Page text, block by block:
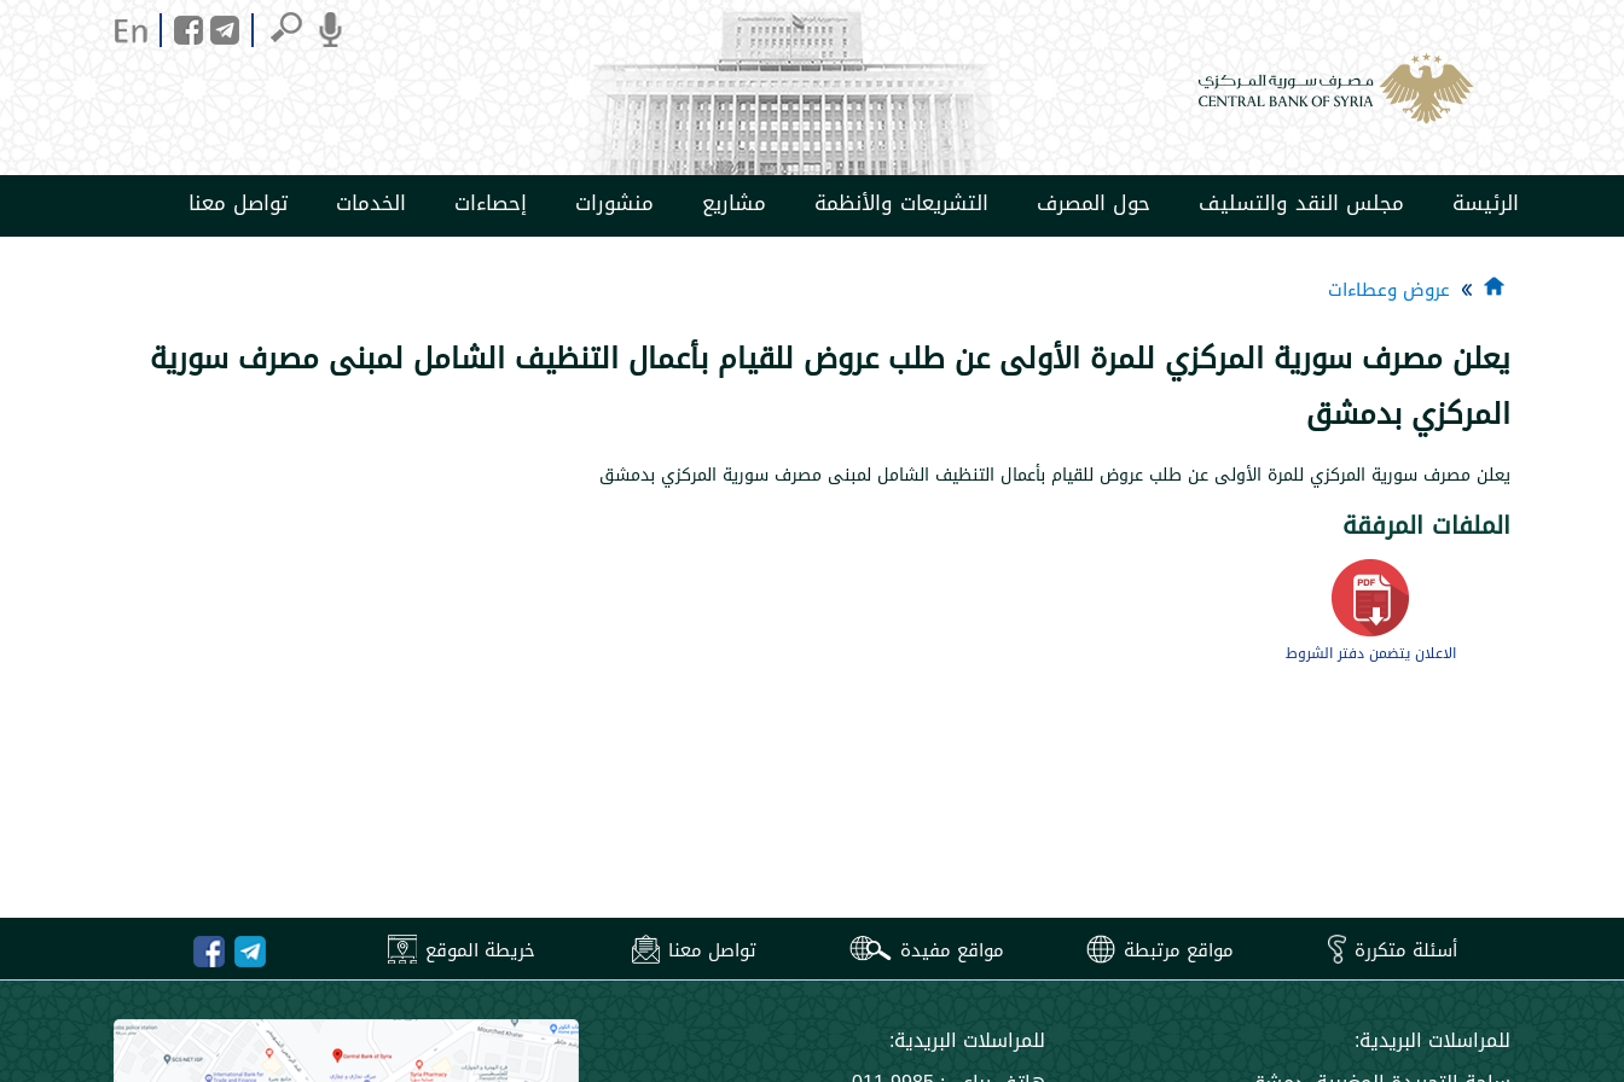
الرئيسة مجلس النقد والتسليف حول المصرف التشريعات والأنظمة مشاريع منشورات إحصاءات الخدمات تواصل معنا
عروض وعطاءات
يعلن مصرف سورية المركزي للمرة الأولى عن طلب عروض للقيام بأعمال التنظيف الشامل لمبنى مصرف سورية
المركزي بدمشق
يعلن مصرف سورية المركزي للمرة الأولى عن طلب عروض للقيام بأعمال التنظيف الشامل لمبنى مصرف سورية المركزي بدمشق
الملفات المرفقة
الاعلان يتضمن دفتر الشروط
أسئلة متكررة مواقع مرتبطة مواقع مفيدة تواصل معنا خريطة الموقع
للمراسلات البريدية:
للمراسلات البريدية: